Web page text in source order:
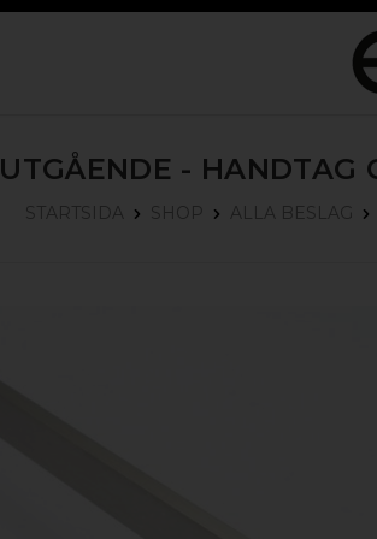
UTGÅENDE - HANDTAG
STARTSIDA SHOP ALLA BESLAG